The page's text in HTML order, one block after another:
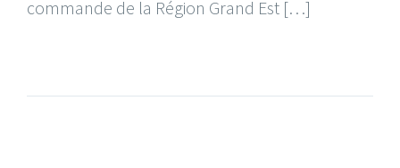
commande de la Région Grand Est […]